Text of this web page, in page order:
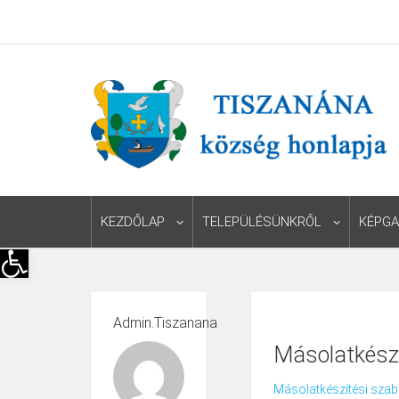
Eszköztár megnyitása
KEZDŐLAP TELEPÜLÉSÜNKRŐL
Admin.tiszanana
Másolatkészítési